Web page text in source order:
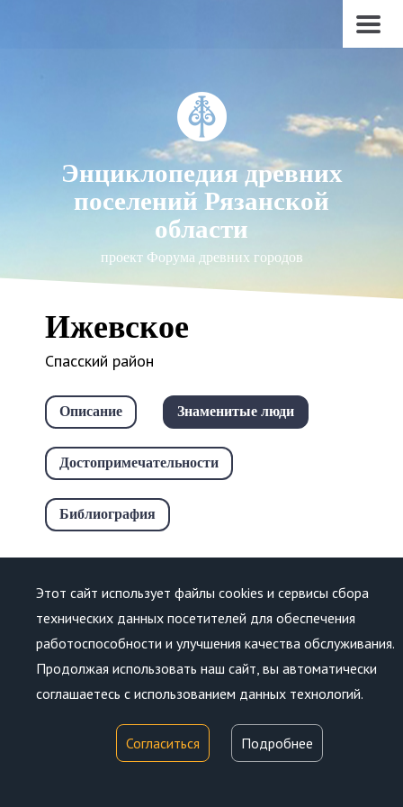
Энциклопедия древних
поселений Рязанской
области
проект Форума древних городов
Ижевское
Спасский район
Описание Знаменитые люди
Достопримечательности
Библиография
Лисаков
Иван
Этот сайт использует файлы cookies и сервисы сбора
технических данных посетителей для обеспечения
работоспособности и улучшения качества обслуживания.
Продолжая использовать наш сайт, вы автоматически
соглашаетесь с использованием данных технологий.
Согласиться Подробнее